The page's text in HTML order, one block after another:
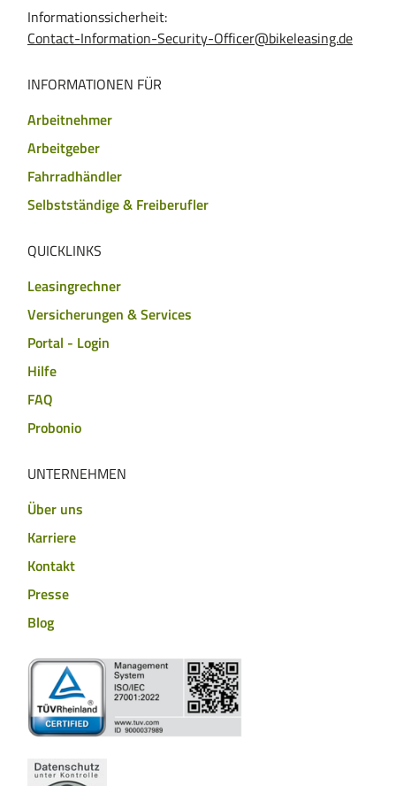
Informationssicherheit:
Contact-Information-Security-Officer@bikeleasing.de
INFORMATIONEN FÜR
Arbeitnehmer
Arbeitgeber
Fahrradhändler
Selbstständige & Freiberufler
QUICKLINKS
Leasingrechner
Versicherungen & Services
Portal - Login
Hilfe
FAQ
Probonio
UNTERNEHMEN
Über uns
Karriere
Kontakt
Presse
Blog